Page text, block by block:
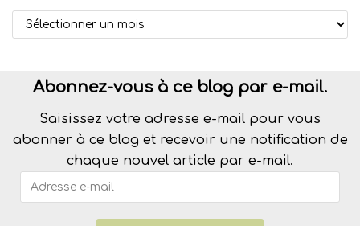
Abonnez-vous à ce blog par e-mail.
Saisissez votre adresse e-mail pour vous
abonner à ce blog et recevoir une notification de
chaque nouvel article par e-mail.